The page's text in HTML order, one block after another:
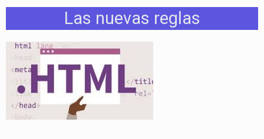
Las nuevas reglas